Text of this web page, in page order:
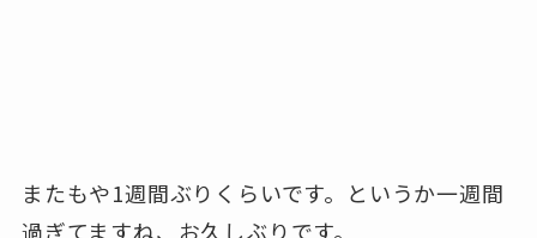
またもや1週間ぶりくらいです。というか一週間
過ぎてますね、お久しぶりです。